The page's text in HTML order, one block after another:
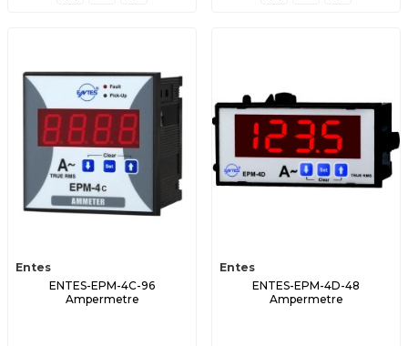
Entes
ENTES-EPM-4C-96
Ampermetre
Entes
ENTES-EPM-4D-48
Ampermetre